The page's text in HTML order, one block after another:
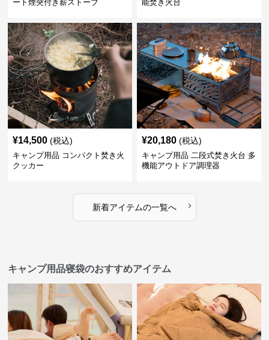
ート煙突付き薪ストーブ
能焚き火台
¥14,500 (税込)
キャンプ用品 コンパクト焚き火
クッカー
¥20,180 (税込)
キャンプ用品 二段式焚き火台 多
機能アウトドア調理器
新着アイテムの一覧へ ›
キャンプ用品寝袋のおすすめアイテム